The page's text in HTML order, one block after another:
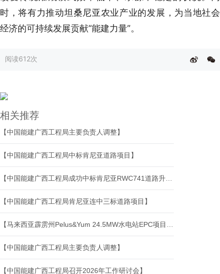
时，将有力推动坦桑尼亚农业产业的发展，为当地社会
经济的可持续发展贡献“能建力量”。
阅读612次
相关推荐
【中国能建广西工程局主要负责人调整】
【中国能建广西工程局中标肯尼亚道路项目】
【中国能建广西工程局肯尼亚连中三标道路项目】
【中国能建广西工程局主要负责人调整】
【中国能建广西工程局召开2026年工作研讨会】